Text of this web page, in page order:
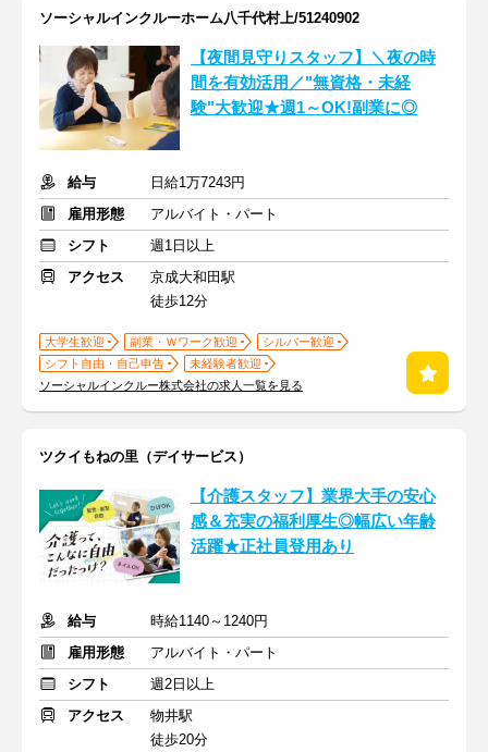
ソーシャルインクルーホーム八千代村上/51240902
【夜間見守りスタッフ】＼夜の時
間を有効活用／"無資格・未経
験"大歓迎★週1～OK!副業に◎
給与
日給1万7243円
雇用形態
アルバイト・パート
シフト
週1日以上
アクセス
京成大和田駅
徒歩12分
大学生歓迎 副業・Ｗワーク歓迎
シルバー歓迎
シフト自由・自己申告
未経験者歓迎
ソーシャルインクルー株式会社の求人一覧を見る
ツクイもねの里（デイサービス）
【介護スタッフ】業界大手の安心
感＆充実の福利厚生◎幅広い年齢
活躍★正社員登用あり
給与
時給1140～1240円
雇用形態
アルバイト・パート
シフト
週2日以上
アクセス
物井駅
徒歩20分